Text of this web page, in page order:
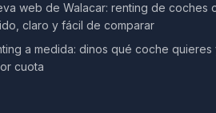
web de Walacar: renting de coches
claro y fácil de comparar
a medida: dinos qué coche quieres
cuota